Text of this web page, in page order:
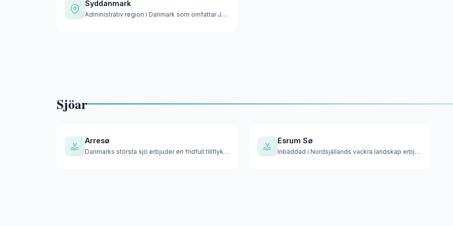
Syddanmark
Administrativ region i Danmark som omfattar Jyllands halvö o…
Sjöar
Arresø
Danmarks största sjö erbjuder en fridfull tillflyktsort stra…
Esrum Sø
Inbäddad i Nordsjällands vackra landskap erbjuder denna djup…